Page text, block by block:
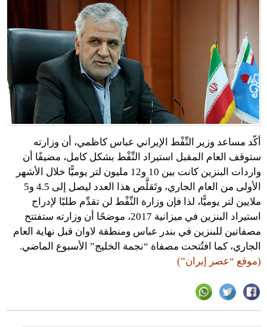
أكّد مساعد وزير النِّفْط الإيراني عباس كاظمي، أن وزارته
ستوقف العام المقبل استيراد النِّفْط بشكل كامل، مضيفًا أن
واردات البنزين كانت بين 10 و12 مليون لتر يوميًّا خلال الأشهر
الأولى من العام الجاري، وتَقلَّص هذا العدد ليصل إلى 4.5 و5
ملايين لتر يوميًّا، لذا فإن وزارة النِّفْط لن تقدِّم طلبًا لإدراج
استيراد البنزين في ميزانية 2017، موضحًا أن وزارته ستفتتح
مصفاتين للبنزين في بندر عباس ومنطقة لاوان قبل نهاية العام
الجاري، كما افتُتحت مصفاة “نجمة الخليج” الأسبوع الماضي.
(موقع “عصر إيران”)